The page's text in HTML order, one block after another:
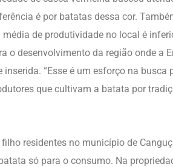
é por batatas dessa cor.
de produtividade no local é
o desenvolvimento da região onde a
“Esse é um esforço na busca
que cultivam a batata por
residentes no município de
só para o consumo. Na